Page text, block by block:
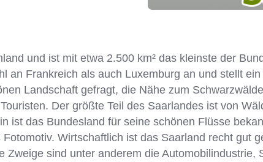
und ist mit etwa 2.500 km² das kleinste der
an Frankreich als auch Luxemburg an und stellt
Landschaft gefragt, die Nähe zum
Der größte Teil des Saarlandes ist von
ist das Bundesland für seine schönen Flüsse
Wirtschaftlich ist das Saarland recht gut
Zweige sind unter anderem die Automobilindustrie,